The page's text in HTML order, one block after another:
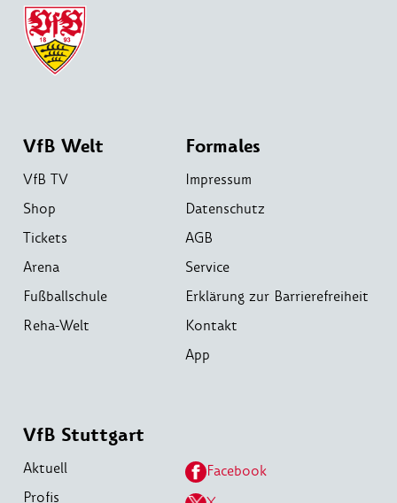
VfB Welt
VfB TV
Shop
Tickets
Arena
Fußballschule
Reha-Welt
Formales
Impressum
Datenschutz
AGB
Service
Erklärung zur Barrierefreiheit
Kontakt
App
VfB Stuttgart
Aktuell
Profis
Facebook